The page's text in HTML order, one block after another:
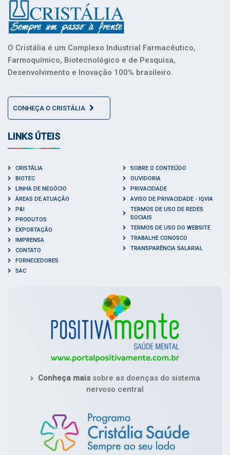
O Cristália é um Complexo Industrial Farmacêutico,
Farmoquímico, Biotecnológico e de Pesquisa,
Desenvolvimento e Inovação 100% brasileiro.
CONHEÇA O CRISTÁLIA
LINKS ÚTEIS
CRISTÁLIA
BIOTEC
LINHA DE NEGÓCIO
ÁREAS DE ATUAÇÃO
P&I
PRODUTOS
EXPORTAÇÃO
IMPRENSA
CONTATO
FORNECEDORES
SAC
SOBRE O CONTEÚDO
OUVIDORIA
PRIVACIDADE
AVISO DE PRIVACIDADE - IQVIA
TERMOS DE USO DE REDES
SOCIAIS
TERMOS DE USO DO WEBSITE
TRABALHE CONOSCO
TRANSPARÊNCIA SALARIAL
Conheça maissobre as doenças do sistema
nervoso central